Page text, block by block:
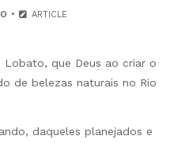
ARTICLE
Lobato, que Deus ao criar o
de belezas naturais no Rio
daqueles planejados e